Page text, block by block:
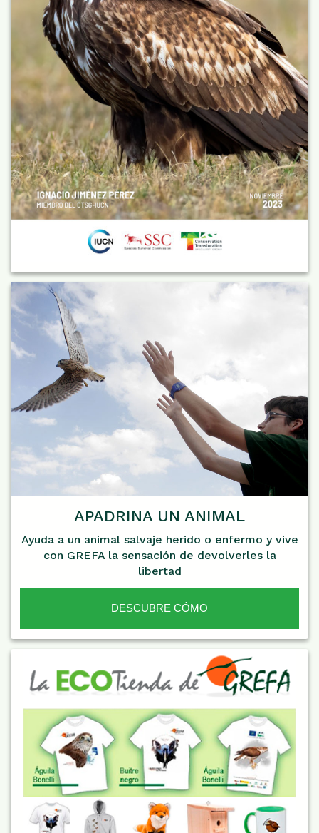
APADRINA UN ANIMAL
Ayuda a un animal salvaje herido o enfermo y vive
con GREFA la sensación de devolverles la
libertad
DESCUBRE CÓMO